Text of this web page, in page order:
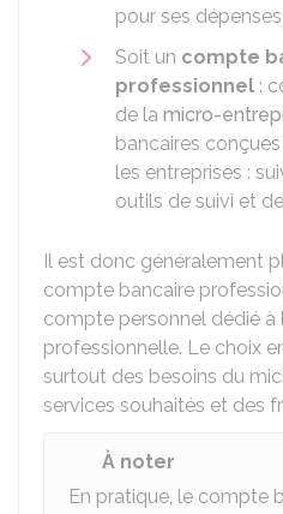
pour ses
Soit un compte
professionnel :
de la micro-
bancaires
les entreprises :
outils de suivi et de
Il est donc généralement
compte bancaire
compte personnel dédié à
professionnelle. Le choix
surtout des besoins du
services souhaités et des
À noter
En pratique, le compte